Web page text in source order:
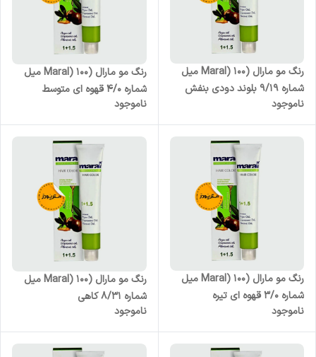
رنگ مو مارال (Maral) 100 میل
شماره 9/19 بلوند دودی بنفش
خیلی روشن
ناموجود
رنگ مو مارال (Maral) 100 میل
شماره 4/0 قهوه ای متوسط
ناموجود
رنگ مو مارال (Maral) 100 میل
شماره 3/0 قهوه ای تیره
ناموجود
رنگ مو مارال (Maral) 100 میل
شماره 8/31 کاهی
ناموجود